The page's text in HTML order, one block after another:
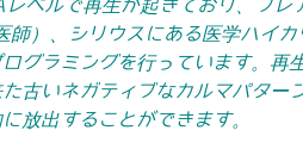
レベルで再生が起きており、プ
師）、シリウスにある医学ハイ
グラミングを行っています。再
古いネガティブなカルマパター
放出することができます。